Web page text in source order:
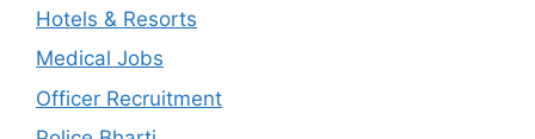
Hotels & Resorts
Medical Jobs
Officer Recruitment